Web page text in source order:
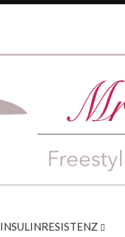
INSULINRESISTENZ